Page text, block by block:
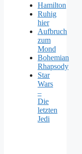
Hamilton
Ruhig
hier
Aufbruch
zum
Mond
Bohemian
Rhapsody
Star
Wars
–
Die
letzten
Jedi